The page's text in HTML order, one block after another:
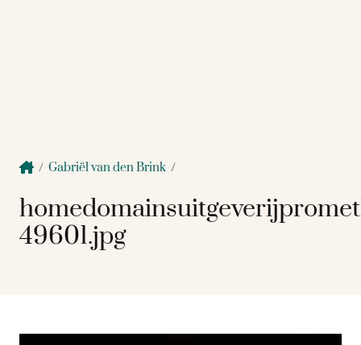
/ Gabriël van den Brink /
49601.jpg